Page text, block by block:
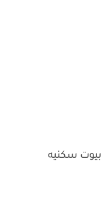
بيوت سكنيه